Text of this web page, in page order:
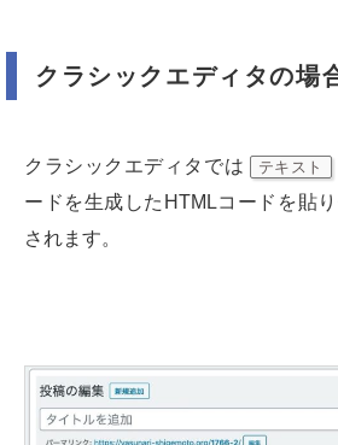
クラシックエディタの場
クラシックエディタでは テキスト
ードを生成したHTMLコードを貼
されます。